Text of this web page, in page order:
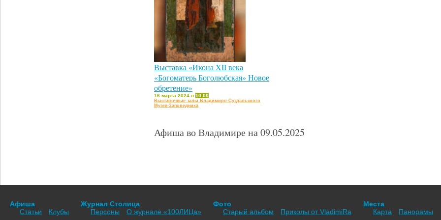
Выставка «Икона XII века
«Богоматерь Боголюбская» Новое
обретение»
16 марта 2024 в 10:00
Выставочные залы Владимиро-Суздальского
Музея-Заповедника
Афиша во Владимире на 09.05.2025
Афиша
Статьи
Клубы
Журнал Столица
Персоны
О журнале «100ЛИЦа»
Фото
Старый альбом
Приколы от VladimiRа
Места
Карта
Панорамы